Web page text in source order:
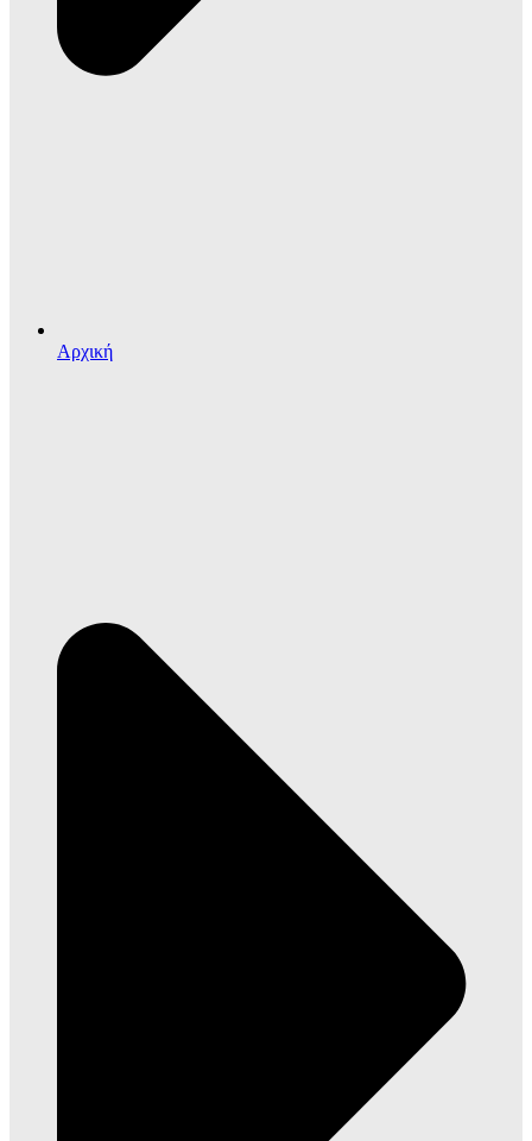
Αρχική